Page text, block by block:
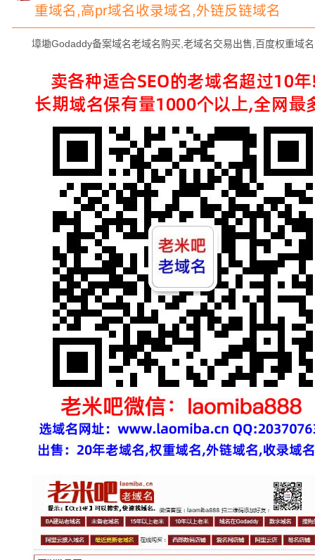
重域名,高pr域名收录域名,外链反链域名
墇墈Godaddy备案域名老域名购买,老域名交易出售,百度权重域